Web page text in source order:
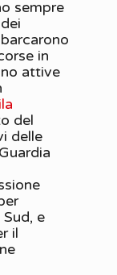
sempre
in
attive
del
delle
e
il